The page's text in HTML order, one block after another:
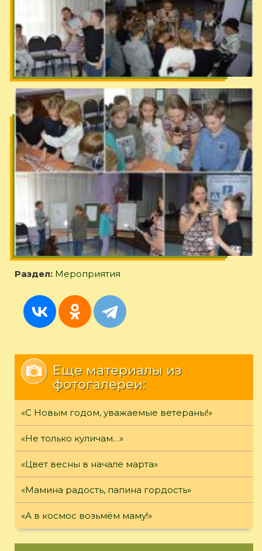
Раздел: Мероприятия
Еще материалы из
фотогалереи:
«С Новым годом, уважаемые ветераны!»
«Не только куличам…»
«Цвет весны в начале марта»
«Мамина радость, папина гордость»
«А в космос возьмём маму!»